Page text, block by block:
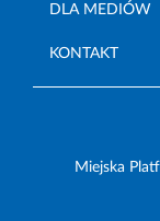
DLA MEDIÓW
KONTAKT
Miejska